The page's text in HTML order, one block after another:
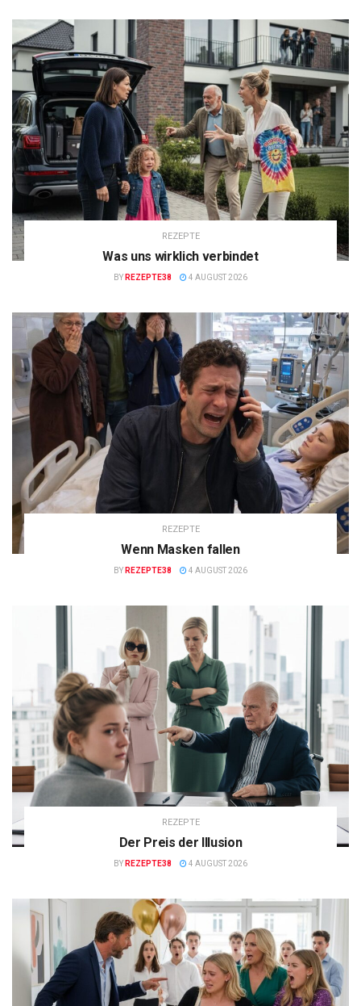
REZEPTE
Was uns wirklich verbindet
BY REZEPTE38 4 AUGUST 2026
REZEPTE
Wenn Masken fallen
BY REZEPTE38 4 AUGUST 2026
REZEPTE
Der Preis der Illusion
BY REZEPTE38 4 AUGUST 2026